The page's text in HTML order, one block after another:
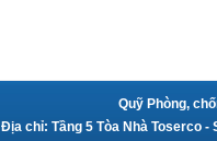
Quỹ Phòng,
Địa chỉ: Tầng 5 Tòa Nhà Toserco -